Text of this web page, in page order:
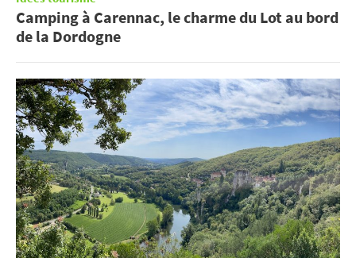
Camping à Carennac, le charme du Lot au bord
de la Dordogne